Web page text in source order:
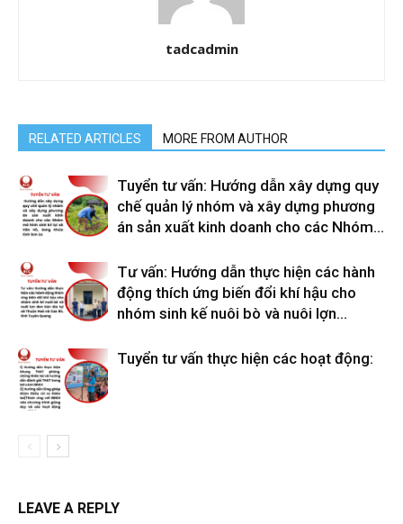
tadcadmin
RELATED ARTICLES MORE FROM AUTHOR
Tuyển tư vấn: Hướng dẫn xây dựng quy
chế quản lý nhóm và xây dựng phương
án sản xuất kinh doanh cho các Nhóm...
Tư vấn: Hướng dẫn thực hiện các hành
động thích ứng biến đổi khí hậu cho
nhóm sinh kế nuôi bò và nuôi lợn...
Tuyển tư vấn thực hiện các hoạt động:
LEAVE A REPLY